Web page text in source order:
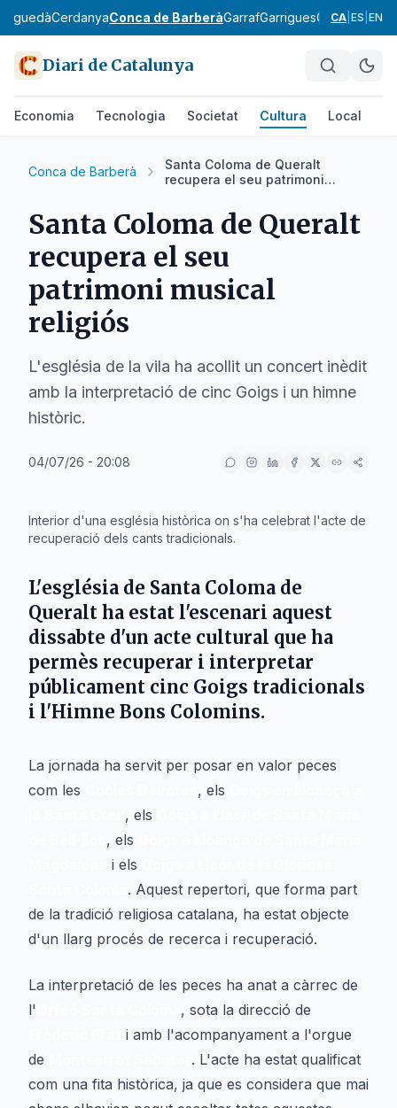
CerdanyaConca de BarberàGarrafGarriguesGarrotxa
CA ES EN
Diari de Catalunya
Economia Tecnologia Societat Cultura Local
Conca de Barberà
Santa Coloma de Queralt
recupera el seu patrimoni
Santa Coloma de Queralt
recupera el seu
patrimoni musical
religiós
L'església de la vila ha acollit un concert inèdit
amb la interpretació de cinc Goigs i un himne
històric.
04/07/26 - 20:08
Interior d'una església històrica on s'ha celebrat l'acte de
recuperació dels cants tradicionals.
L'església de Santa Coloma de
Queralt ha estat l'escenari aquest
dissabte d'un acte cultural que ha
permès recuperar i interpretar
públicament cinc Goigs tradicionals
i l'Himne Bons Colomins.
La jornada ha servit per posar en valor peces
com les
, els
, els
, els
i els
. Aquest repertori, que forma part
de la tradició religiosa catalana, ha estat objecte
d'un llarg procés de recerca i recuperació.
La interpretació de les peces ha anat a càrrec de
l'
, sota la direcció de
i amb l'acompanyament a l'orgue
de
. L'acte ha estat qualificat
com una fita històrica, ja que es considera que mai